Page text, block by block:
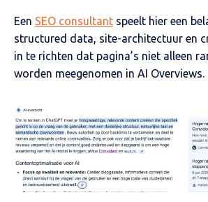
Een SEO consultant speelt hier een
structured data, site-architectuur en
in te richten dat pagina’s niet alleen
worden meegenomen in AI Overviews.